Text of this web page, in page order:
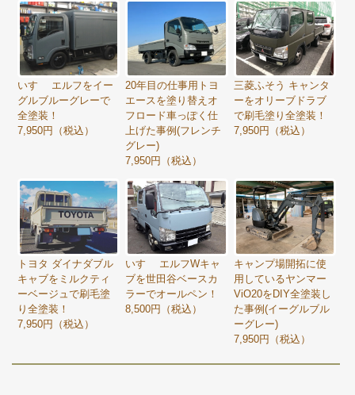
いすゞ エルフをイー
グルブルーグレーで
全塗装！
7,950円（税込）
20年目の仕事用トヨ
エースを塗り替えオ
フロード車っぽく仕
上げた事例(フレンチ
グレー)
7,950円（税込）
三菱ふそう キャンタ
ーをオリーブドラブ
で刷毛塗り全塗装！
7,950円（税込）
トヨタ ダイナダブル
キャブをミルクティ
ーベージュで刷毛塗
り全塗装！
7,950円（税込）
いすゞ エルフWキャ
ブを世田谷ベースカ
ラーでオールペン！
8,500円（税込）
キャンプ場開拓に使
用しているヤンマー
ViO20をDIY全塗装し
た事例(イーグルブル
ーグレー)
7,950円（税込）